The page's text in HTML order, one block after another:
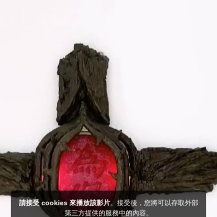
請接受 cookies 來播放該影片。接受後，您將可以存取外部
第三方提供的服務中的內容。